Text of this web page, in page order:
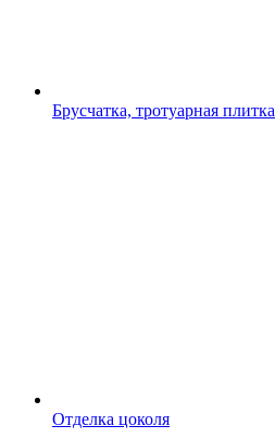
Брусчатка, тротуарная плитка
Отделка цоколя